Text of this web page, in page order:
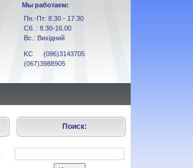
Мы работаем:
Пн.-Пт: 8.30 - 17.30
Сб. : 8.30-16.00
Вс.: Вихідний
KC (096)3143705
(067)3988905
Поиск: